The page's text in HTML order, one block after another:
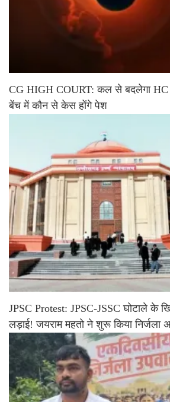
CG HIGH COURT: कल से बदलेगा HC
बेंच में कौन से केस होंगे पेश
JPSC Protest: JPSC-JSSC घोटाले के
लड़ाई! जयराम महतो ने शुरू किया निर्जला